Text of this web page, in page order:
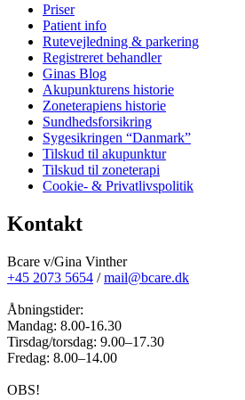
Priser
Patient info
Rutevejledning & parkering
Registreret behandler
Ginas Blog
Akupunkturens historie
Zoneterapiens historie
Sundhedsforsikring
Sygesikringen “Danmark”
Tilskud til akupunktur
Tilskud til zoneterapi
Cookie- & Privatlivspolitik
Kontakt
Bcare v/Gina Vinther
+45 2073 5654 /mail@bcare.dk
Åbningstider:
Mandag: 8.00-16.30
Tirsdag/torsdag: 9.00–17.30
Fredag: 8.00–14.00
OBS!